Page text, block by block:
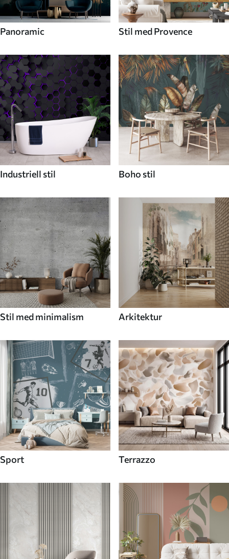
Panoramic Stil med Provence
Industriell stil Boho stil
Stil med minimalism Arkitektur
Sport Terrazzo